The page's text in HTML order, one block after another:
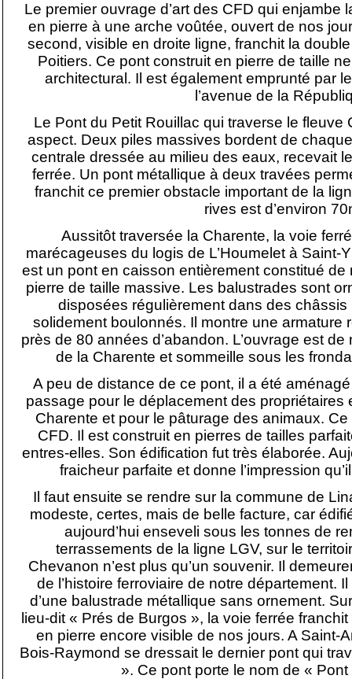
Le premier ouvrage d’art des CFD qui enjambe
en pierre à une arche voûtée, ouvert de nos
second, visible en droite ligne, franchit la
Poitiers. Ce pont construit en pierre de taille
architectural. Il est également emprunté par
l’avenue de la
Le Pont du Petit Rouillac qui traverse le fleuve
aspect. Deux piles massives bordent de
centrale dressée au milieu des eaux, recevait
ferrée. Un pont métallique à deux travées
franchit ce premier obstacle important de la
rives est d’environ
Aussitôt traversée la Charente, la voie
marécageuses du logis de L’Houmelet à Saint-
est un pont en caisson entièrement constitué
pierre de taille massive. Les balustrades sont
disposées régulièrement dans des
solidement boulonnés. Il montre une armature
près de 80 années d’abandon. L’ouvrage est
de la Charente et sommeille sous les
A peu de distance de ce pont, il a été
passage pour le déplacement des propriétaires
Charente et pour le pâturage des animaux.
CFD. Il est construit en pierres de tailles
entres-elles. Son édification fut très élaborée.
fraicheur parfaite et donne l’impression
Il faut ensuite se rendre sur la commune de
modeste, certes, mais de belle facture, car
aujourd’hui enseveli sous les tonnes de
terrassements de la ligne LGV, sur le
Chevanon n’est plus qu’un souvenir. Il
de l’histoire ferroviaire de notre département.
d’une balustrade métallique sans ornement.
lieu-dit « Prés de Burgos », la voie ferrée
en pierre encore visible de nos jours. A Saint-
Bois-Raymond se dressait le dernier pont qui
». Ce pont porte le nom de «